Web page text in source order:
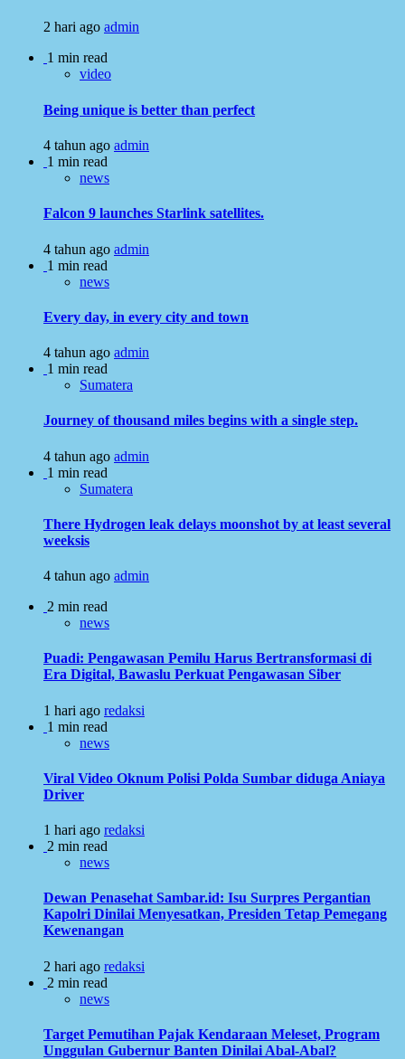
2 hari ago admin
1 min read
video
Being unique is better than perfect
4 tahun ago admin
1 min read
news
Falcon 9 launches Starlink satellites.
4 tahun ago admin
1 min read
news
Every day, in every city and town
4 tahun ago admin
1 min read
Sumatera
Journey of thousand miles begins with a single step.
4 tahun ago admin
1 min read
Sumatera
There Hydrogen leak delays moonshot by at least several
weeksis
4 tahun ago admin
2 min read
news
Puadi: Pengawasan Pemilu Harus Bertransformasi di
Era Digital, Bawaslu Perkuat Pengawasan Siber
1 hari ago redaksi
1 min read
news
Viral Video Oknum Polisi Polda Sumbar diduga Aniaya
Driver
1 hari ago redaksi
2 min read
news
Dewan Penasehat Sambar.id: Isu Surpres Pergantian
Kapolri Dinilai Menyesatkan, Presiden Tetap Pemegang
Kewenangan
2 hari ago redaksi
2 min read
news
Target Pemutihan Pajak Kendaraan Meleset, Program
Unggulan Gubernur Banten Dinilai Abal-Abal?